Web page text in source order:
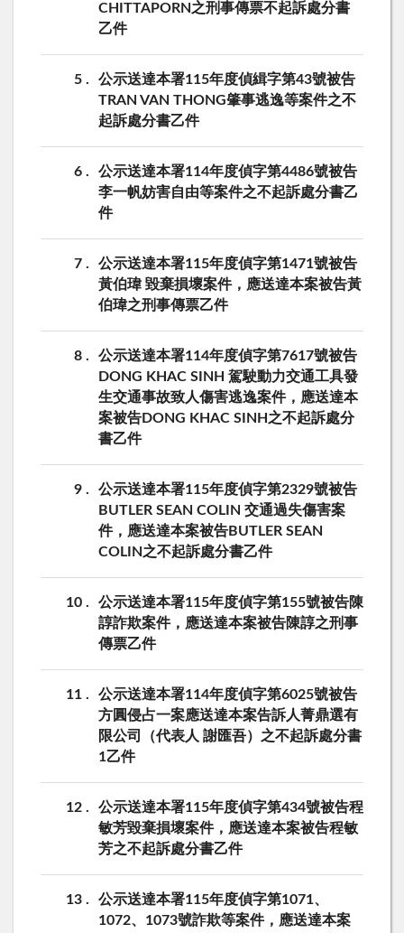
CHITTAPORN之刑事傳票不起訴處分書
乙件
5
公示送達本署115年度偵緝字第43號被告
TRAN VAN THONG肇事逃逸等案件之不
起訴處分書乙件
6
公示送達本署114年度偵字第4486號被告
李一帆妨害自由等案件之不起訴處分書乙
件
7
公示送達本署115年度偵字第1471號被告
黃伯瑋 毀棄損壞案件，應送達本案被告黃
伯瑋之刑事傳票乙件
8
公示送達本署114年度偵字第7617號被告
DONG KHAC SINH 駕駛動力交通工具發
生交通事故致人傷害逃逸案件，應送達本
案被告DONG KHAC SINH之不起訴處分
書乙件
9
公示送達本署115年度偵字第2329號被告
BUTLER SEAN COLIN 交通過失傷害案
件，應送達本案被告BUTLER SEAN
COLIN之不起訴處分書乙件
10
公示送達本署115年度偵字第155號被告陳
諄詐欺案件，應送達本案被告陳諄之刑事
傳票乙件
11
公示送達本署114年度偵字第6025號被告
方圓侵占一案應送達本案告訴人菁鼎選有
限公司（代表人 謝匯吾）之不起訴處分書
1乙件
12
公示送達本署115年度偵字第434號被告程
敏芳毀棄損壞案件，應送達本案被告程敏
芳之不起訴處分書乙件
13
公示送達本署115年度偵字第1071、
1072、1073號詐欺等案件，應送達本案